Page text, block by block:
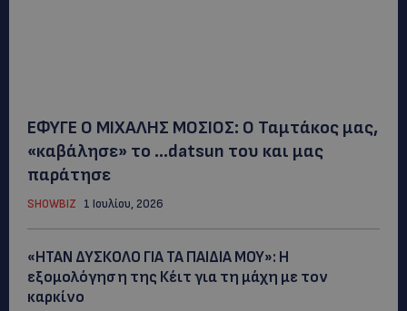
ΕΦΥΓΕ Ο ΜΙΧΑΛΗΣ ΜΟΣΙΟΣ: Ο Ταμτάκος μας,
«καβάλησε» το …datsun του και μας
παράτησε
SHOWBIZ 1 Ιουλίου, 2026
«ΗΤΑΝ ΔΥΣΚΟΛΟ ΓΙΑ ΤΑ ΠΑΙΔΙΑ ΜΟΥ»: Η
εξομολόγηση της Κέιτ για τη μάχη με τον
καρκίνο